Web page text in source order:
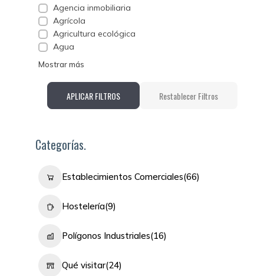
Agencia inmobiliaria
Agrícola
Agricultura ecológica
Agua
Mostrar más
APLICAR FILTROS Restablecer Filtros
Categorías.
Establecimientos Comerciales(66)
Hostelería(9)
Polígonos Industriales(16)
Qué visitar(24)